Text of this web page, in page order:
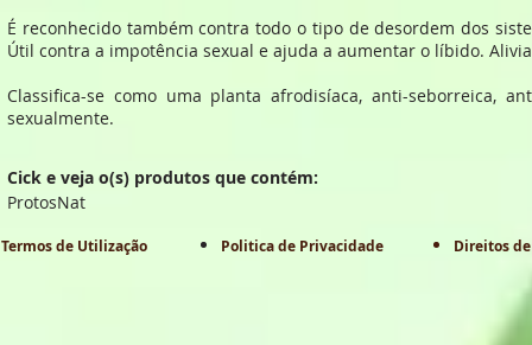
É reconhecido também contra todo o tipo de desordem dos
Útil contra a impotência sexual e ajuda a aumentar o líbido.
Classifica-se como uma planta afrodisíaca, anti-seborreica,
sexualmente.
Cick e veja o(s) produtos que contém:
ProtosNat
Termos de Utilização Politica de Privacidade Direitos